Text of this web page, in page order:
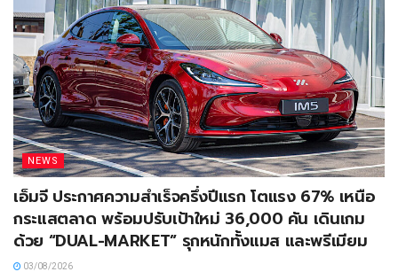
NEWS
เอ็มจี ประกาศความสำเร็จครึ่งปีแรก โตแรง 67% เหนือ
กระแสตลาด พร้อมปรับเป้าใหม่ 36,000 คัน เดินเกม
ด้วย “DUAL-MARKET” รุกหนักทั้งแมส และพรีเมียม
03/08/2026